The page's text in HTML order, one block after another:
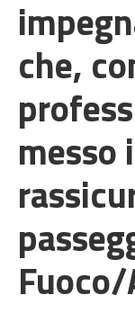
che,
messo